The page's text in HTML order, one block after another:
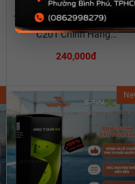
Túi Thể Thao Cầu Lông Ywyat
C201 Chính Hãng…
240,000đ